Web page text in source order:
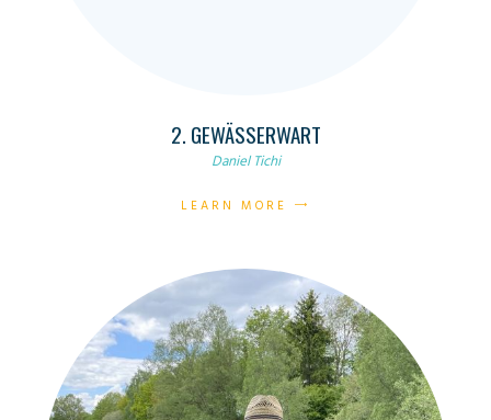
2. GEWÄSSERWART
Daniel Tichi
LEARN MORE